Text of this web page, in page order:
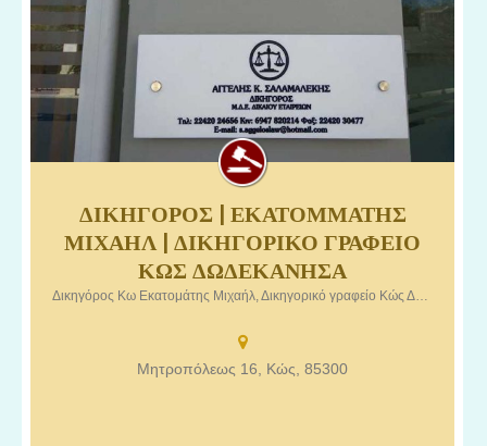
Δικηγόρος Κω Εκατομάτης Μιχαήλ, Δικηγορικό γραφείο Κώς
Δωδεκάνησα.
ΔΙΚΗΓΟΡΟΣ | ΕΚΑΤΟΜΜΑΤΗΣ
ΜΙΧΑΗΛ | ΔΙΚΗΓΟΡΙΚΟ ΓΡΑΦΕΙΟ
ΚΩΣ ΔΩΔΕΚΑΝΗΣΑ
Δικηγόρος Κω Εκατομάτης Μιχαήλ, Δικηγορικό γραφείο Κώς Δωδεκάνησα
Μητροπόλεως 16, Κώς, 85300